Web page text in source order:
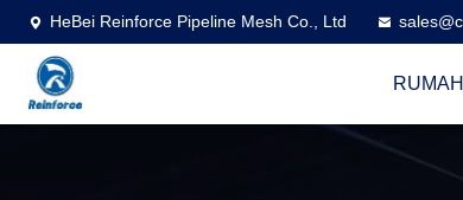
HeBei Reinforce Pipeline Mesh Co., Ltd
RUMAH